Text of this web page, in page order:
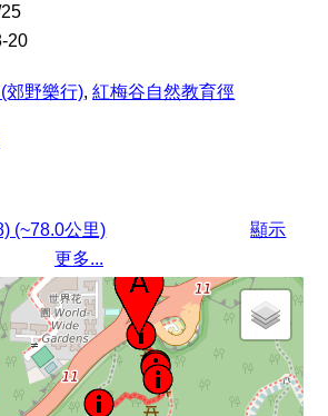
20
郊野樂行),紅梅谷自然教育徑
(~78.0公里)
顯示
更多...